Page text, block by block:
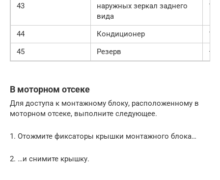
43
наружных зеркал заднего
вида
10
44 Кондиционер
10
45
Резерв —
В моторном отсеке
Для доступа к монтажному блоку, расположенному в
моторном отсеке, выполните следующее.
1. Отожмите фиксаторы крышки монтажного блока…
2. …и снимите крышку.